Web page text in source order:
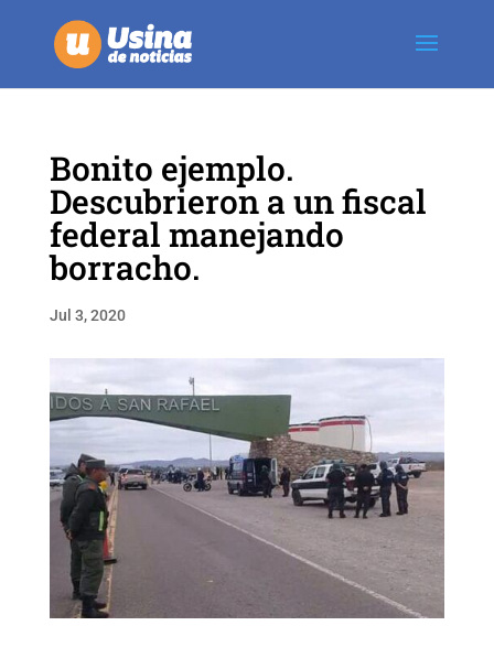
Bonito ejemplo.
Descubrieron a un fiscal
federal manejando
borracho.
Jul 3, 2020